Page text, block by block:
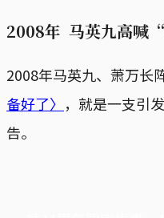
2008年 马英九高喊
2008年马英九、萧万长
备好了〉 ，就是一支引
告。